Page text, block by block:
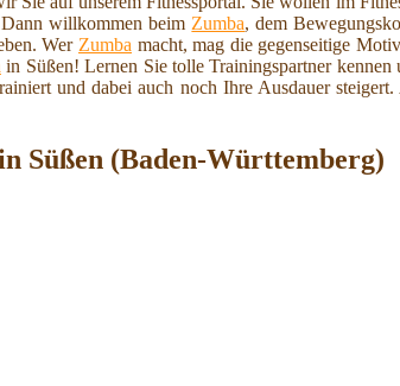
willkommen beim Zumba, dem
Wer Zumba macht, mag die gegenseitige
in Süßen! Lernen Sie tolle Trainingspartner
und dabei auch noch Ihre Ausdauer
Süßen (Baden-Württemberg)